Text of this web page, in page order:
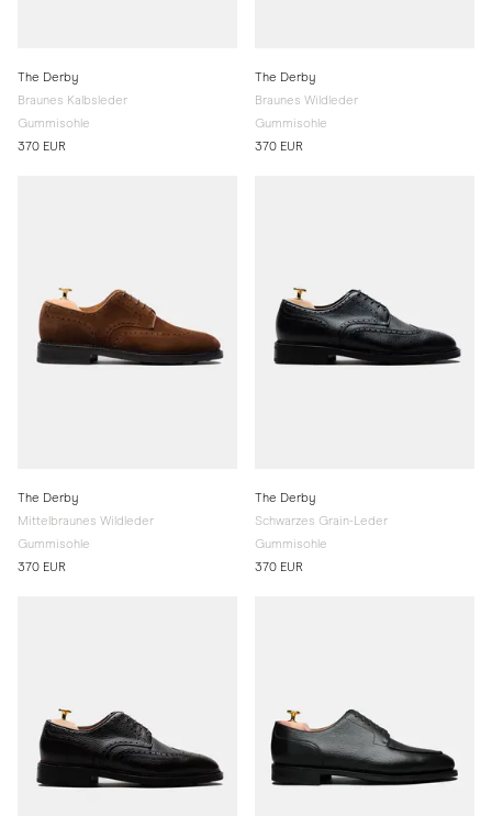
The Derby
Braunes Kalbsleder
Gummisohle
370 EUR
The Derby
Braunes Wildleder
Gummisohle
370 EUR
The Derby
Mittelbraunes Wildleder
Gummisohle
370 EUR
The Derby
Schwarzes Grain-Leder
Gummisohle
370 EUR